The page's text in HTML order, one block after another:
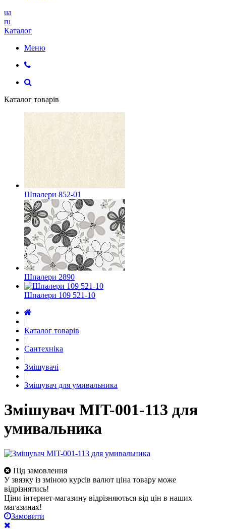
ua
ru
Каталог
Меню
Каталог товарів
Шпалери 852-01
Шпалери 2890
Шпалери 109 521-10
|
Каталог товарів
|
Сантехніка
|
Змішувачі
|
Змішувач для умивальника
Змішувач MIT-001-113 для
умивальника
Під замовлення
У звязку із зміною курсів валют ціна товару може
відрізнятись!
Ціни інтернет-магазину відрізняються від цін в наших
магазинах!
Замовити